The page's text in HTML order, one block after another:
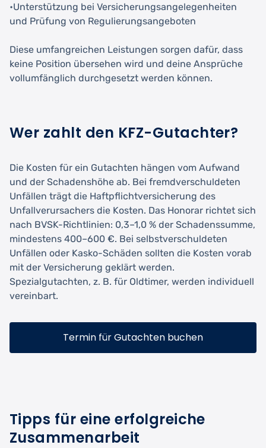
•Unterstützung bei Versicherungsangelegenheiten
und Prüfung von Regulierungsangeboten
Diese umfangreichen Leistungen sorgen dafür, dass
keine Position übersehen wird und deine Ansprüche
vollumfänglich durchgesetzt werden können.
Wer zahlt den KFZ-Gutachter?
Die Kosten für ein Gutachten hängen vom Aufwand
und der Schadenshöhe ab. Bei fremdverschuldeten
Unfällen trägt die Haftpflichtversicherung des
Unfallverursachers die Kosten. Das Honorar richtet sich
nach BVSK-Richtlinien: 0,3–1,0 % der Schadenssumme,
mindestens 400–600 €. Bei selbstverschuldeten
Unfällen oder Kasko-Schäden sollten die Kosten vorab
mit der Versicherung geklärt werden.
Spezialgutachten, z. B. für Oldtimer, werden individuell
vereinbart.
Termin für Gutachten buchen
Tipps für eine erfolgreiche
Zusammenarbeit